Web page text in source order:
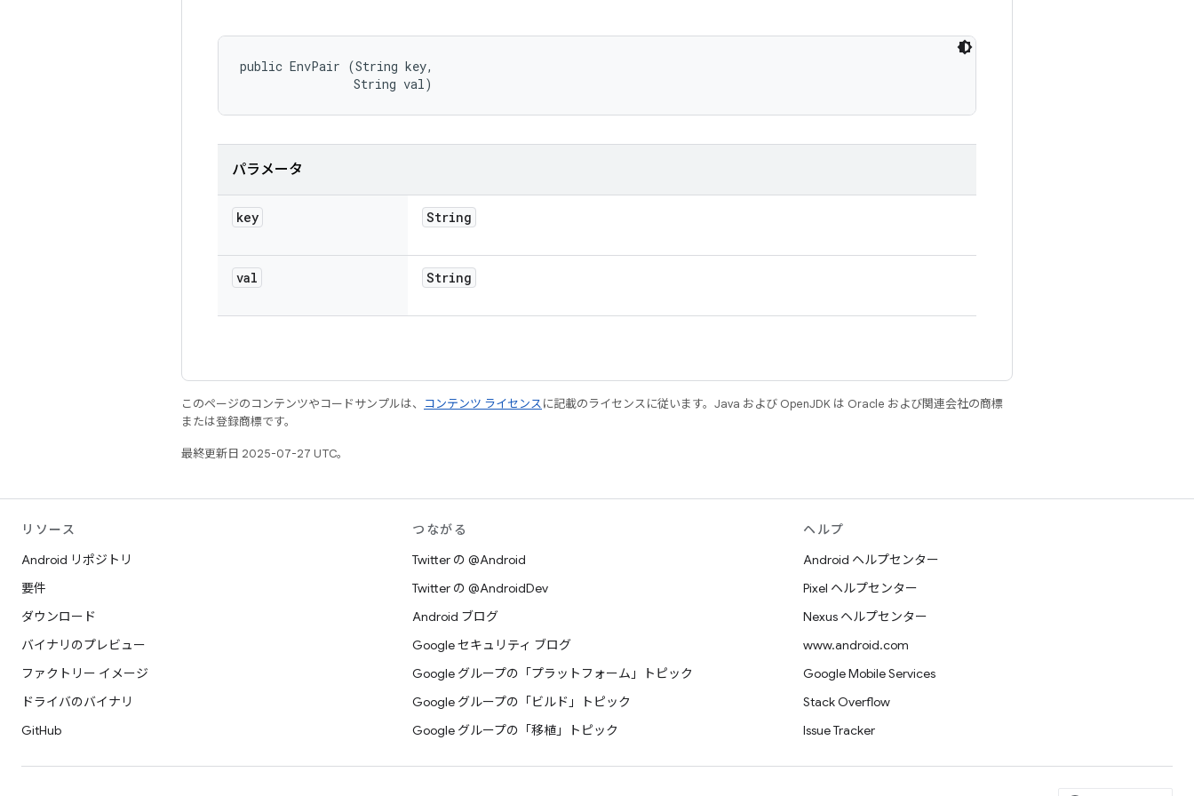
public EnvPair (String key,
                String val)
パラメータ
key String
val String
このページのコンテンツやコードサンプルは、 コンテンツ ライセンスに記載のライセンスに従います。Java および OpenJDK は Oracle および関連会社の商標
または登録商標です。
最終更新日 2025-07-27 UTC。
リソース
Android リポジトリ
要件
ダウンロード
バイナリのプレビュー
ファクトリー イメージ
ドライバのバイナリ
GitHub
つながる
Twitter の @Android
Twitter の @AndroidDev
Android ブログ
Google セキュリティ ブログ
Google グループの「プラットフォーム」トピック
Google グループの「ビルド」トピック
Google グループの「移植」トピック
ヘルプ
Android ヘルプセンター
Pixel ヘルプセンター
Nexus ヘルプセンター
www.android.com
Google Mobile Services
Stack Overflow
Issue Tracker